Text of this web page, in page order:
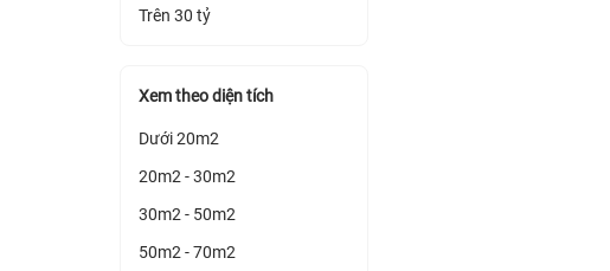
Trên 30 tỷ
Xem theo diện tích
Dưới 20m2
20m2 - 30m2
30m2 - 50m2
50m2 - 70m2